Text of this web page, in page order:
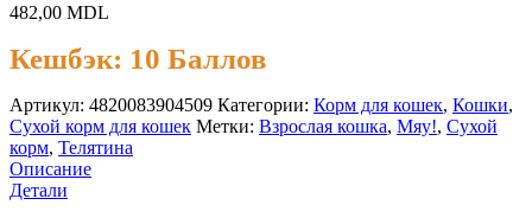
482,00 MDL
Кешбэк: 10 Баллов
Артикул: 4820083904509 Категории: Корм для кошек, Кошки,
Сухой корм для кошек Метки: Взрослая кошка, Мяу!, Сухой
корм, Телятина
Описание
Детали